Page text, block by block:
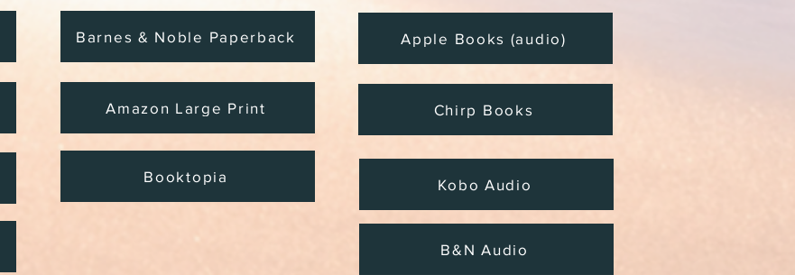
Barnes & Noble Paperback
Amazon Large Print
Booktopia
Apple Books (audio)
Chirp Books
Kobo Audio
B&N Audio